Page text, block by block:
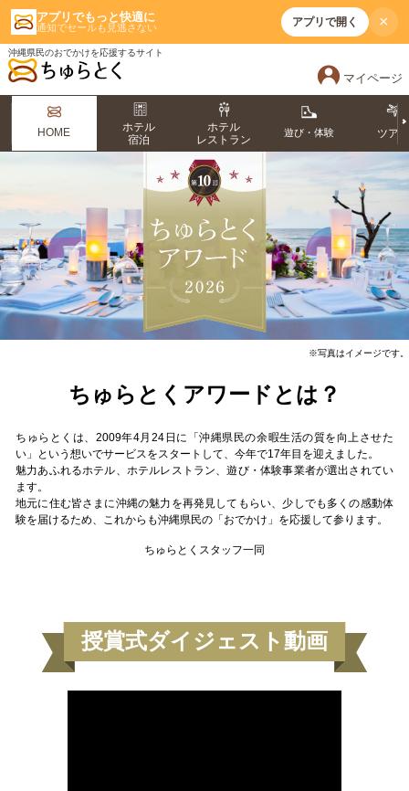
アプリでもっと快適に
通知でセールも見逃さない アプリで開く ×
沖縄県民のおでかけを応援するサイト
マイページ
HOME
ホテル
宿泊
ホテル
レストラン
遊び・体験 ツア
※写真はイメージです。
ちゅらとくアワードとは？
ちゅらとくは、2009年4月24日に「沖縄県民の余暇生活の質を向上させた
い」という想いでサービスをスタートして、今年で17年目を迎えました。
魅力あふれるホテル、ホテルレストラン、遊び・体験事業者が選出されてい
ます。
地元に住む皆さまに沖縄の魅力を再発見してもらい、少しでも多くの感動体
験を届けるため、これからも沖縄県民の「おでかけ」を応援して参ります。
ちゅらとくスタッフ一同
授賞式ダイジェスト動画